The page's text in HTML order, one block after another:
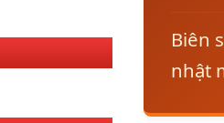
Biên
nhật